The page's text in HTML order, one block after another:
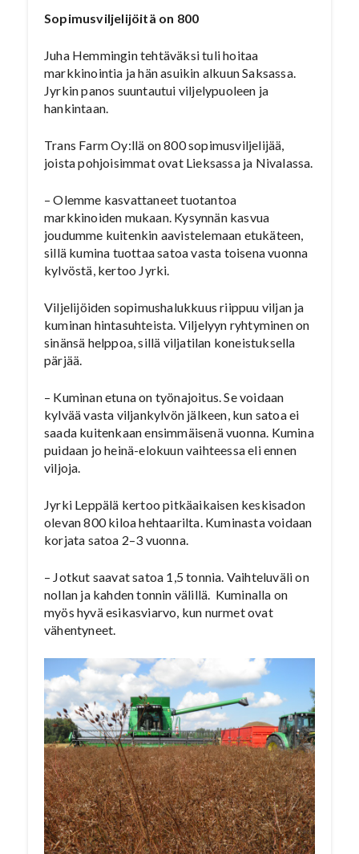
Sopimusviljelijöitä on 800
Juha Hemmingin tehtäväksi tuli hoitaa
markkinointia ja hän asuikin alkuun Saksassa.
Jyrkin panos suuntautui viljelypuoleen ja
hankintaan.
Trans Farm Oy:llä on 800 sopimusviljelijää,
joista pohjoisimmat ovat Lieksassa ja Nivalassa.
– Olemme kasvattaneet tuotantoa
markkinoiden mukaan. Kysynnän kasvua
joudumme kuitenkin aavistelemaan etukäteen,
sillä kumina tuottaa satoa vasta toisena vuonna
kylvöstä, kertoo Jyrki.
Viljelijöiden sopimushalukkuus riippuu viljan ja
kuminan hintasuhteista. Viljelyyn ryhtyminen on
sinänsä helppoa, sillä viljatilan koneistuksella
pärjää.
– Kuminan etuna on työnajoitus. Se voidaan
kylvää vasta viljankylvön jälkeen, kun satoa ei
saada kuitenkaan ensimmäisenä vuonna. Kumina
puidaan jo heinä-elokuun vaihteessa eli ennen
viljoja.
Jyrki Leppälä kertoo pitkäaikaisen keskisadon
olevan 800 kiloa hehtaarilta. Kuminasta voidaan
korjata satoa 2–3 vuonna.
– Jotkut saavat satoa 1,5 tonnia. Vaihteluväli on
nollan ja kahden tonnin välillä. Kuminalla on
myös hyvä esikasviarvo, kun nurmet ovat
vähentyneet.